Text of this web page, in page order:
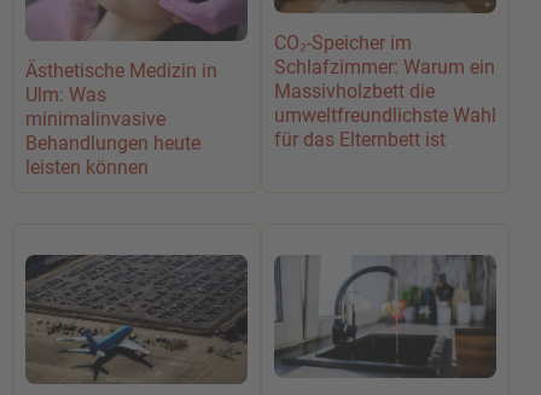
Ästhetische Medizin in
Ulm: Was
minimalinvasive
Behandlungen heute
leisten können
CO₂-Speicher im
Schlafzimmer: Warum ein
Massivholzbett die
umweltfreundlichste Wahl
für das Elternbett ist